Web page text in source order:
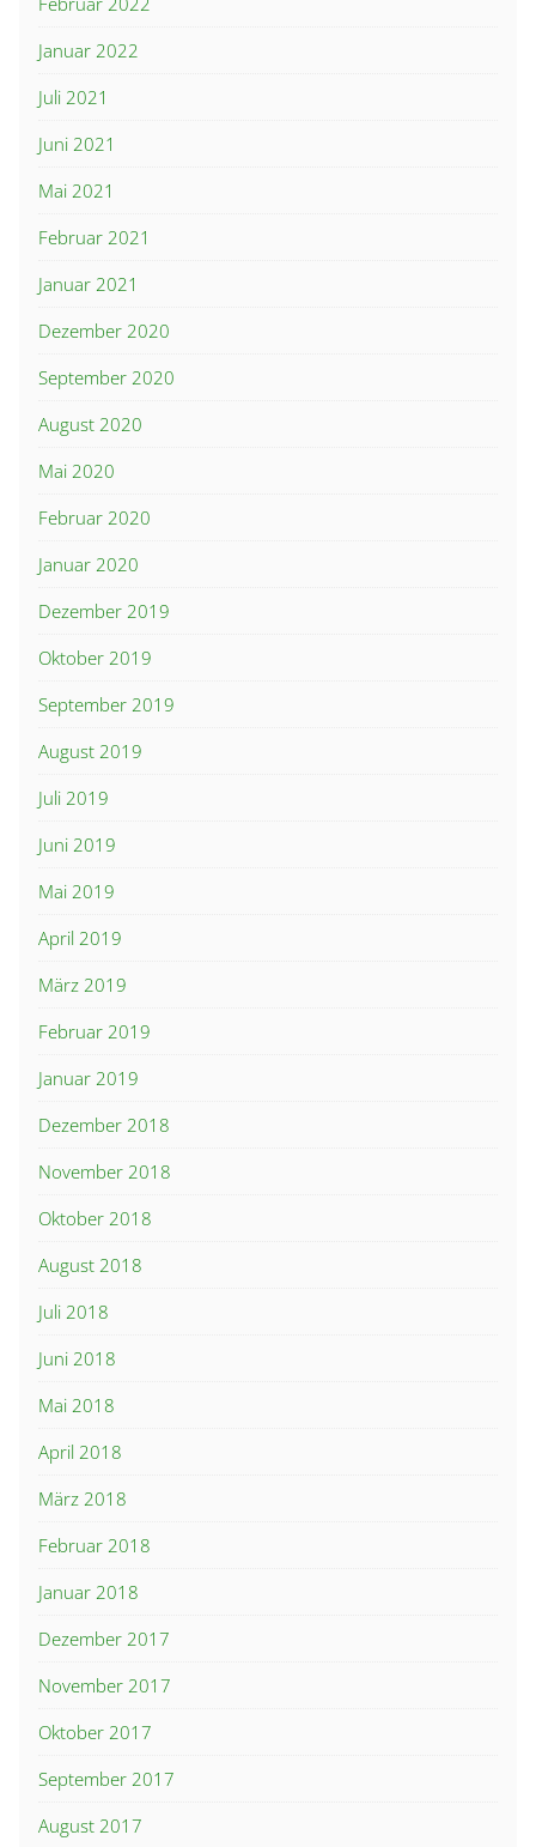
Januar 2022
Juli 2021
Juni 2021
Mai 2021
Februar 2021
Januar 2021
Dezember 2020
September 2020
August 2020
Mai 2020
Februar 2020
Januar 2020
Dezember 2019
Oktober 2019
September 2019
August 2019
Juli 2019
Juni 2019
Mai 2019
April 2019
März 2019
Februar 2019
Januar 2019
Dezember 2018
November 2018
Oktober 2018
August 2018
Juli 2018
Juni 2018
Mai 2018
April 2018
März 2018
Februar 2018
Januar 2018
Dezember 2017
November 2017
Oktober 2017
September 2017
August 2017